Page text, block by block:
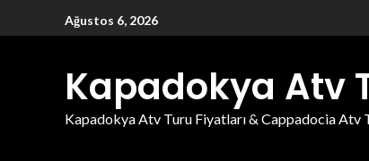
Ağustos 6, 2026
Kapadokya Atv
Kapadokya Atv Turu Fiyatları & Cappadocia Atv